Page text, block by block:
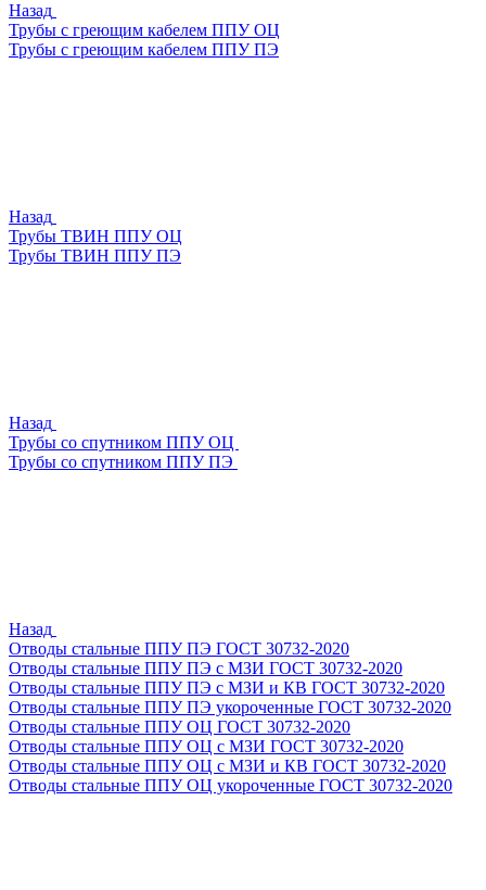
Назад
Трубы с греющим кабелем ППУ ОЦ
Трубы с греющим кабелем ППУ ПЭ
Назад
Трубы ТВИН ППУ ОЦ
Трубы ТВИН ППУ ПЭ
Назад
Трубы со спутником ППУ ОЦ
Трубы со спутником ППУ ПЭ
Назад
Отводы стальные ППУ ПЭ ГОСТ 30732-2020
Отводы стальные ППУ ПЭ с МЗИ ГОСТ 30732-2020
Отводы стальные ППУ ПЭ с МЗИ и КВ ГОСТ 30732-2020
Отводы стальные ППУ ПЭ укороченные ГОСТ 30732-2020
Отводы стальные ППУ ОЦ ГОСТ 30732-2020
Отводы стальные ППУ ОЦ с МЗИ ГОСТ 30732-2020
Отводы стальные ППУ ОЦ с МЗИ и КВ ГОСТ 30732-2020
Отводы стальные ППУ ОЦ укороченные ГОСТ 30732-2020